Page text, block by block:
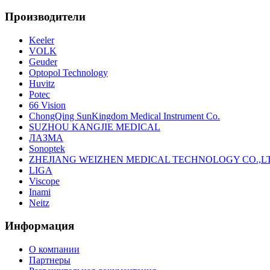
Производители
Keeler
VOLK
Geuder
Optopol Technology
Huvitz
Potec
66 Vision
ChongQing SunKingdom Medical Instrument Co.
SUZHOU KANGJIE MEDICAL
ЛАЗМА
Sonoptek
ZHEJIANG WEIZHEN MEDICAL TECHNOLOGY
LIGA
Viscope
Inami
Neitz
Информация
О компании
Партнеры